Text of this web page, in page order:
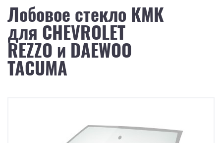
Лобовое стекло КМК
для CHEVROLET
REZZO и DAEWOO
TACUMA